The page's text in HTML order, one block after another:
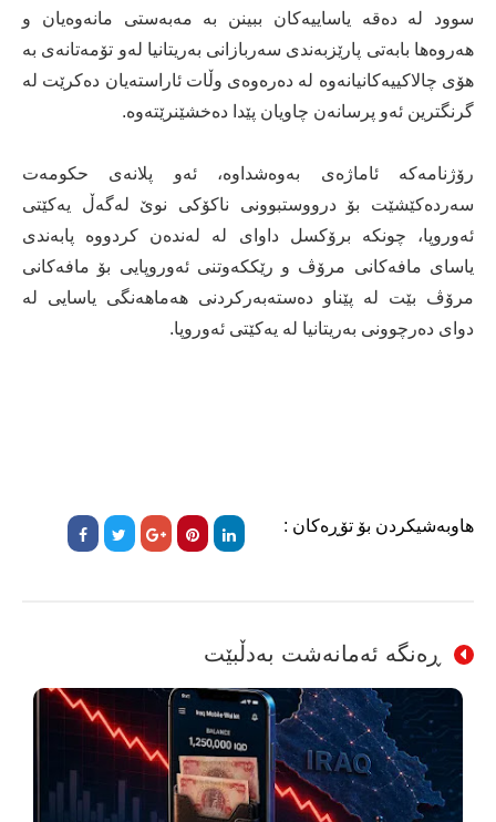
سوود له‌ ده‌قه‌ یاساییه‌كان ببینن به‌ مه‌به‌ستی مانه‌وه‌یان و
هه‌روه‌ها بابه‌تی پارێزبه‌ندی سه‌ربازانی به‌ریتانیا له‌و تۆمه‌تانه‌ی به‌
هۆی چالاكییه‌كانیانه‌وه‌ له‌ ده‌ره‌وه‌ی وڵات ئاراسته‌یان ده‌كرێت له‌
گرنگترین ئه‌و پرسانه‌ن چاویان پێدا ده‌خشێنرێته‌وه‌.
رۆژنامه‌كه‌ ئاماژه‌ی به‌وه‌شداوه‌، ئه‌و پلانه‌ی حكومه‌ت
سه‌رده‌كێشێت بۆ درووستبوونی ناكۆكی نوێ له‌گه‌ڵ یه‌كێتی
ئه‌وروپا، چونكه‌ برۆكسل داوای له‌ له‌نده‌ن كردووه‌ پابه‌ندی
یاسای مافه‌كانی مرۆڤ و رێككه‌وتنی ئه‌وروپایی بۆ مافه‌كانی
مرۆڤ بێت له‌ پێناو ده‌سته‌به‌ركردنی هه‌ماهه‌نگی یاسایی له‌
دوای ده‌رچوونی به‌ریتانیا له‌ یه‌كێتی ئه‌وروپا.
هاوبەشیکردن بۆ تۆڕەکان :
ڕەنگە ئەمانەشت بەدڵبێت